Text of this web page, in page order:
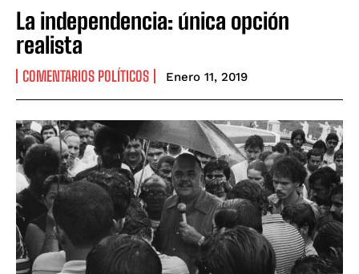
La independencia: única opción
realista
COMENTARIOS POLÍTICOS Enero 11, 2019